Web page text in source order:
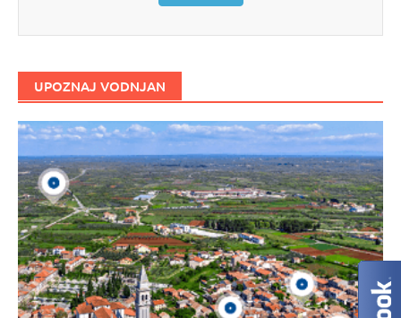
UPOZNAJ VODNJAN